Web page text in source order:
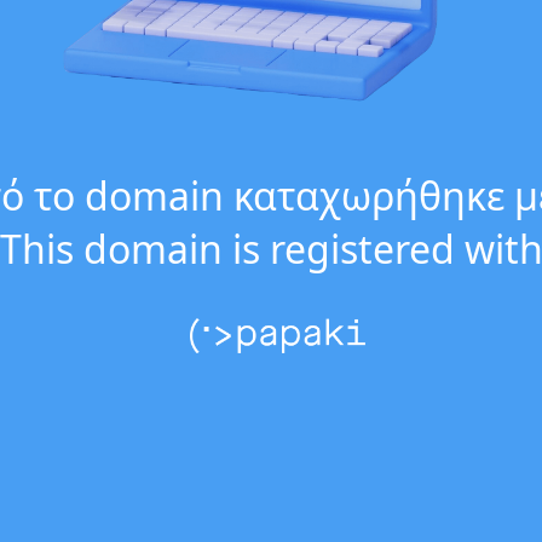
το domain καταχωρήθηκε
This domain is registered with